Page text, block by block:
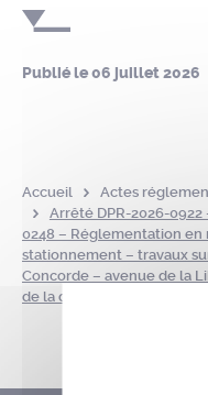
Publié le06 juillet 2026
Accueil
Actes
Arrêté DPR-2026-0922
0248 – Réglementation
stationnement – travaux
Concorde – avenue de la
de la date de notification